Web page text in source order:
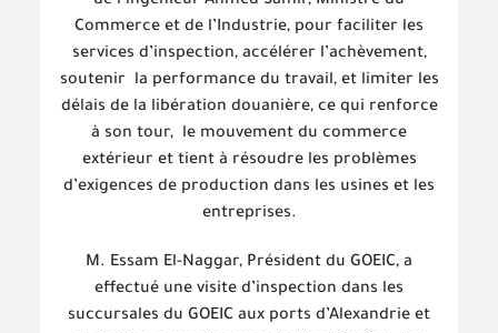
Commerce et de l’Industrie, pour faciliter les
services d’inspection, accélérer l’achèvement,
soutenir
la performance du travail, et limiter les
délais de la libération douanière, ce qui renforce
à son tour, le mouvement du commerce
extérieur et tient à résoudre les problèmes
d’exigences de production dans les usines et les
entreprises.
M. Essam El-Naggar, Président du GOEIC, a
effectué une visite d’inspection dans les
succursales du GOEIC aux ports d’Alexandrie et